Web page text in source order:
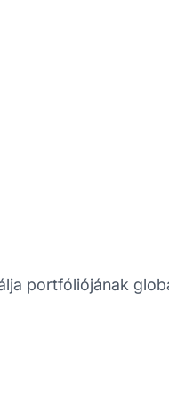
portfóliójának